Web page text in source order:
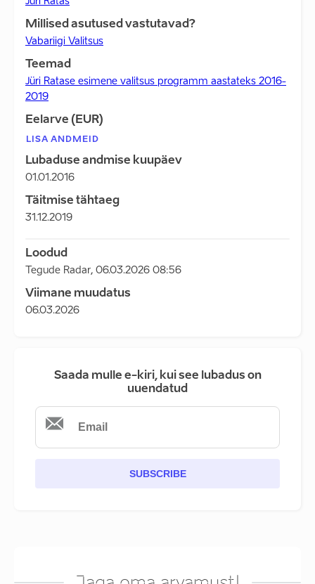
Millised asutused vastutavad?
Vabariigi Valitsus
Teemad
Jüri Ratase esimene valitsus programm aastateks 2016-
2019
Eelarve (EUR)
LISA ANDMEID
Lubaduse andmise kuupäev
01.01.2016
Täitmise tähtaeg
31.12.2019
Loodud
Tegude Radar, 06.03.2026 08:56
Viimane muudatus
06.03.2026
Saada mulle e-kiri, kui see lubadus on
uuendatud
SUBSCRIBE